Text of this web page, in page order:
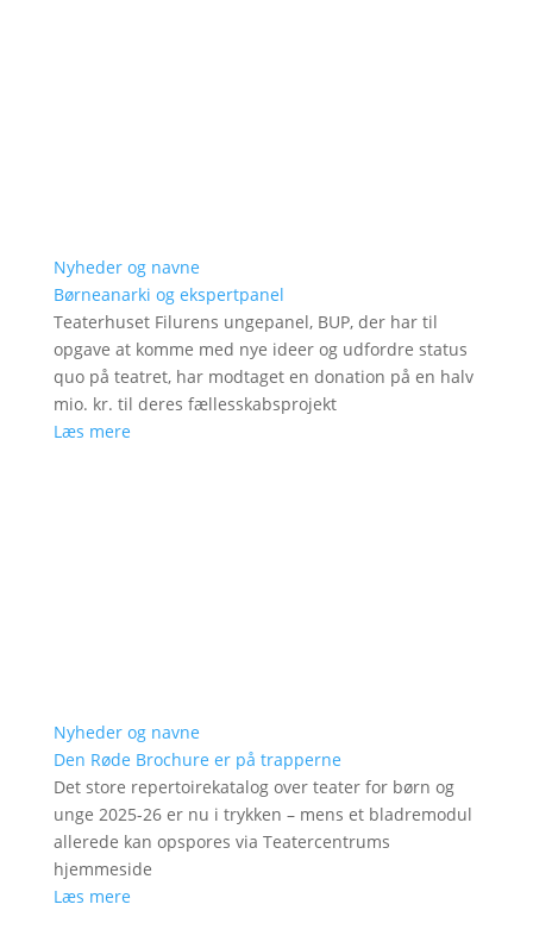
Nyheder og navne
Børneanarki og ekspertpanel
Teaterhuset Filurens ungepanel, BUP, der har til
opgave at komme med nye ideer og udfordre status
quo på teatret, har modtaget en donation på en halv
mio. kr. til deres fællesskabsprojekt
Læs mere
Nyheder og navne
Den Røde Brochure er på trapperne
Det store repertoirekatalog over teater for børn og
unge 2025-26 er nu i trykken – mens et bladremodul
allerede kan opspores via Teatercentrums
hjemmeside
Læs mere